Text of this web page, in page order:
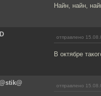
Найн, найн,
отправлено
В октябре
отправлено